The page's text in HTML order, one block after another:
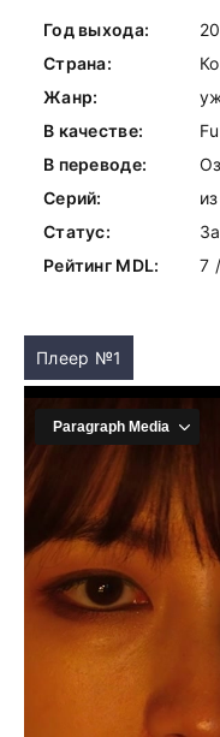
Год выхода:
Страна:
Жанр:
В качестве:
В переводе:
Серий:
из
Статус:
Рейтинг MDL:
7
Плеер №1